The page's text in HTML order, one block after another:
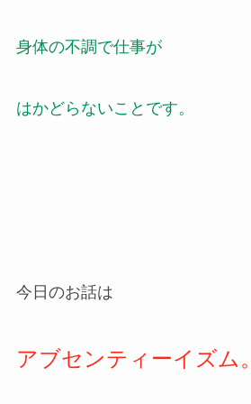
身体の不調で仕事が
はかどらないことです。
今日のお話は
アブセンティーイズム。